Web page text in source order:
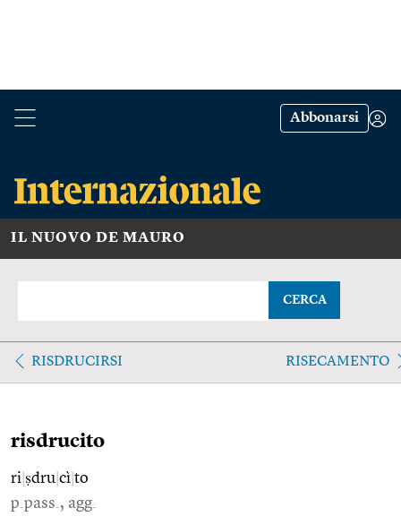
Abbonarsi
IL NUOVO DE MAURO
CERCA
RISDRUCIRSI RISECAMENTO
risdrucito
ri ṣdru cì to
p.pass., agg.